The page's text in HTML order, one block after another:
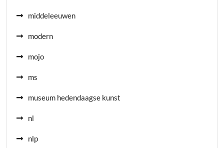
middeleeuwen
modern
mojo
ms
museum hedendaagse kunst
nl
nlp